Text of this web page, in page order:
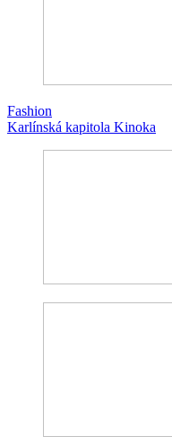
Fashion
Karlínská kapitola Kinoka